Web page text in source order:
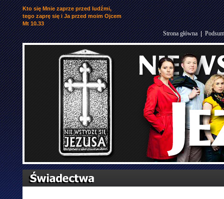
Kto się Mnie zaprze przed ludźmi,
tego zaprę się i Ja przed moim Ojcem
Mt 10.33
Strona główna|